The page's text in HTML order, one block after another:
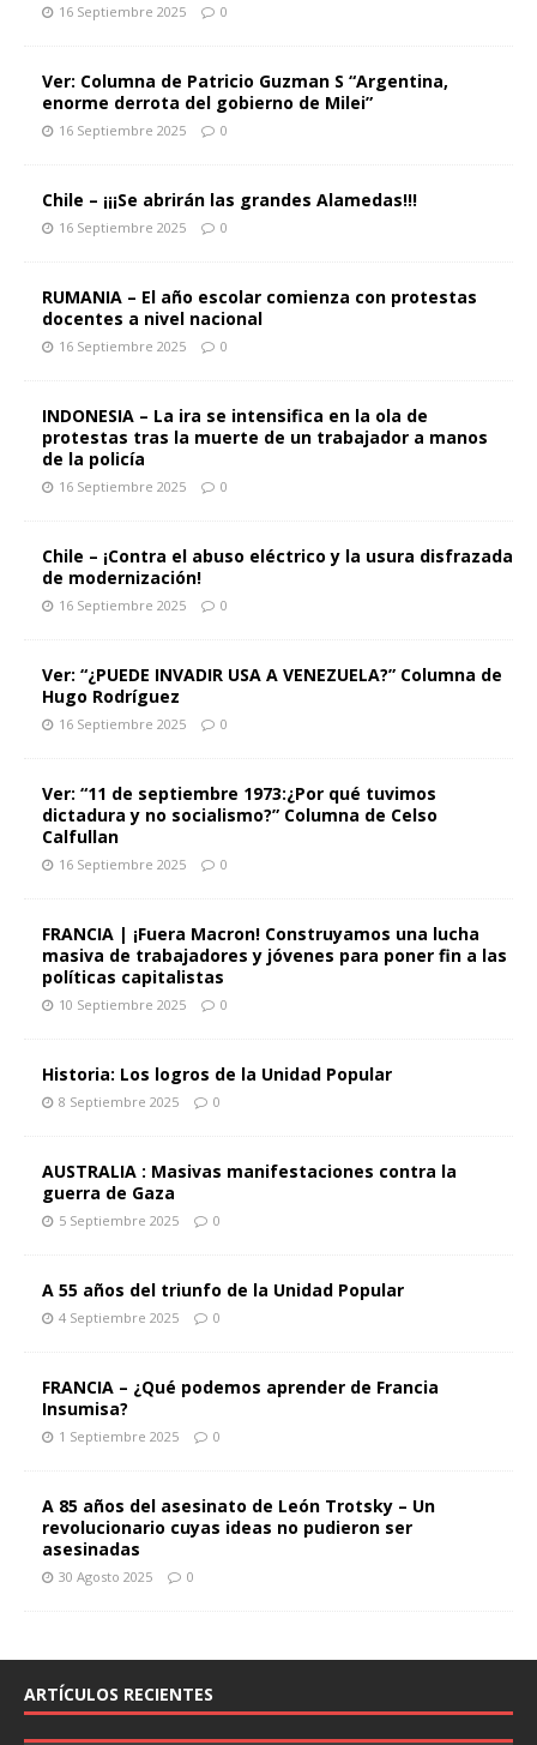
16 Septiembre 2025 0
Ver: Columna de Patricio Guzman S “Argentina,
enorme derrota del gobierno de Milei”
16 Septiembre 2025 0
Chile – ¡¡¡Se abrirán las grandes Alamedas!!!
16 Septiembre 2025 0
RUMANIA – El año escolar comienza con protestas
docentes a nivel nacional
16 Septiembre 2025 0
INDONESIA – La ira se intensifica en la ola de
protestas tras la muerte de un trabajador a manos
de la policía
16 Septiembre 2025 0
Chile – ¡Contra el abuso eléctrico y la usura disfrazada
de modernización!
16 Septiembre 2025 0
Ver: “¿PUEDE INVADIR USA A VENEZUELA?” Columna de
Hugo Rodríguez
16 Septiembre 2025 0
Ver: “11 de septiembre 1973:¿Por qué tuvimos
dictadura y no socialismo?” Columna de Celso
Calfullan
16 Septiembre 2025 0
FRANCIA | ¡Fuera Macron! Construyamos una lucha
masiva de trabajadores y jóvenes para poner fin a las
políticas capitalistas
10 Septiembre 2025 0
Historia: Los logros de la Unidad Popular
8 Septiembre 2025 0
AUSTRALIA : Masivas manifestaciones contra la
guerra de Gaza
5 Septiembre 2025 0
A 55 años del triunfo de la Unidad Popular
4 Septiembre 2025 0
FRANCIA – ¿Qué podemos aprender de Francia
Insumisa?
1 Septiembre 2025 0
A 85 años del asesinato de León Trotsky – Un
revolucionario cuyas ideas no pudieron ser
asesinadas
30 Agosto 2025 0
ARTÍCULOS RECIENTES